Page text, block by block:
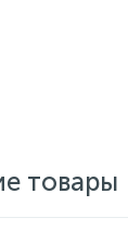
товары